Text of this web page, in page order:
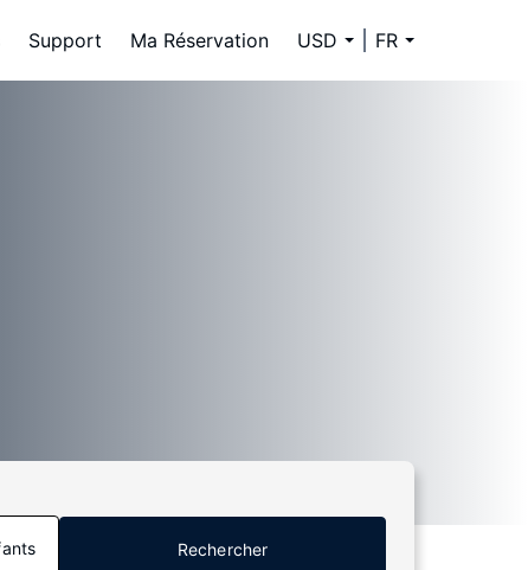
Support Ma Réservation USD FR
Rechercher